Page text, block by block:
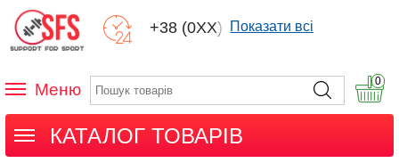
+38 (0XX) XXXПоказати всі
Меню 0
КАТАЛОГ ТОВАРІВ